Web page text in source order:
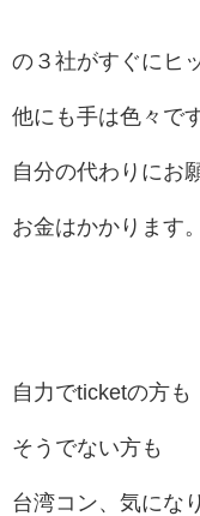
の３社がすぐにヒ
他にも手は色々で
自分の代わりにお
お金はかかります。
自力でticketの方も
そうでない方も
台湾コン、気にな